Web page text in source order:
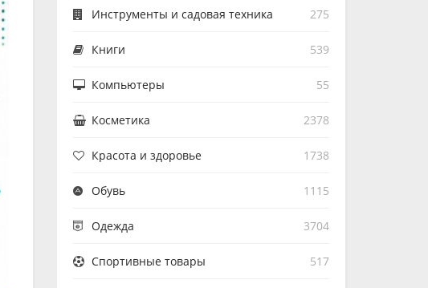
Инструменты и садовая техника 275
Книги 539
Компьютеры 55
Косметика 2378
Красота и здоровье 1738
Обувь 1115
Одежда 3704
Спортивные товары 517